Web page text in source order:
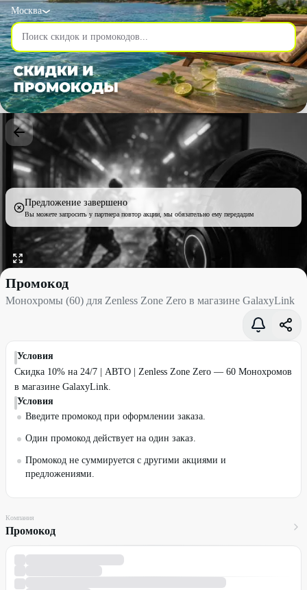
Москва
Предложение завершено
Вы можете запросить у партнера повтор акции, мы обязательно ему передадим
Монохромы (60) для Zenless Zone Zero в магазине GalaxyLink
Промокод
Монохромы (60) для Zenless Zone Zero в магазине GalaxyLink
Условия
Скидка 10% на 24/7 | АВТО | Zenless Zone Zero — 60 Монохромов
в магазине GalaxyLink.
Условия
Введите промокод при оформлении заказа.
Один промокод действует на один заказ.
Промокод не суммируется с другими акциями и
предложениями.
Компания
Промокод